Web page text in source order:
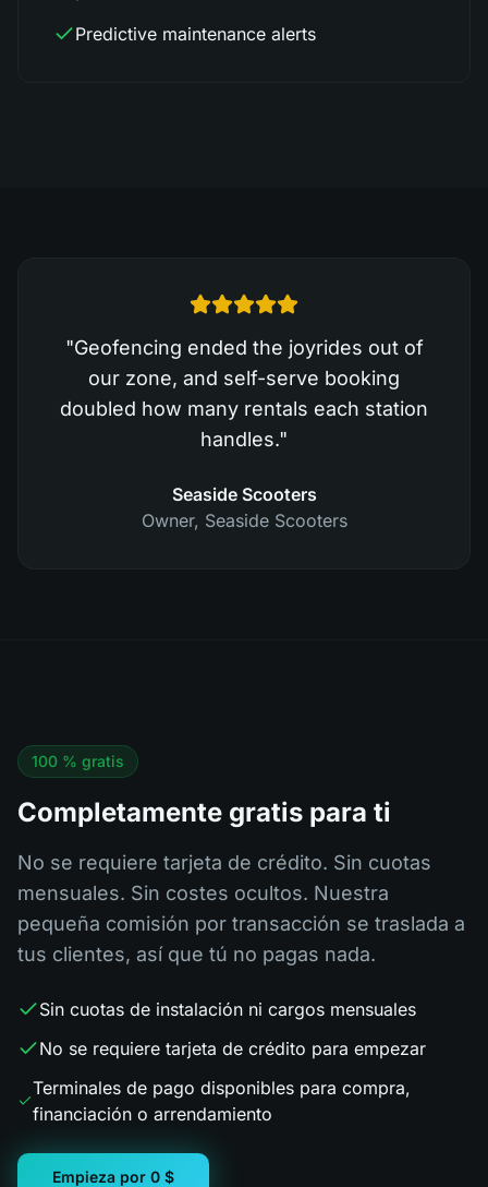
Predictive maintenance alerts
"Geofencing ended the joyrides out of
our zone, and self-serve booking
doubled how many rentals each station
handles."
Seaside Scooters
Owner, Seaside Scooters
100 % gratis
Completamente gratis para ti
No se requiere tarjeta de crédito. Sin cuotas
mensuales. Sin costes ocultos. Nuestra
pequeña comisión por transacción se traslada a
tus clientes, así que tú no pagas nada.
Sin cuotas de instalación ni cargos mensuales
No se requiere tarjeta de crédito para empezar
Terminales de pago disponibles para compra,
financiación o arrendamiento
Empieza por 0 $